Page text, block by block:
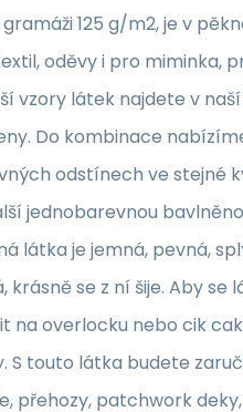
125 g/m2, je v
oděvy i pro miminka,
vzory látek najdete v
Do kombinace
odstínech ve stejné
jednobarevnou
látka je jemná, pevná,
krásně se z ní šije. Aby se
na overlocku nebo cik
S touto látka budete
přehozy, patchwork